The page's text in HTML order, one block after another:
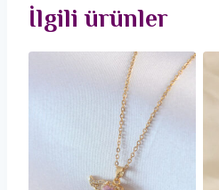
İlgili ürünler